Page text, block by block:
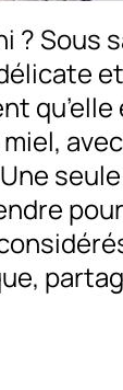
? Sous
qu’elle